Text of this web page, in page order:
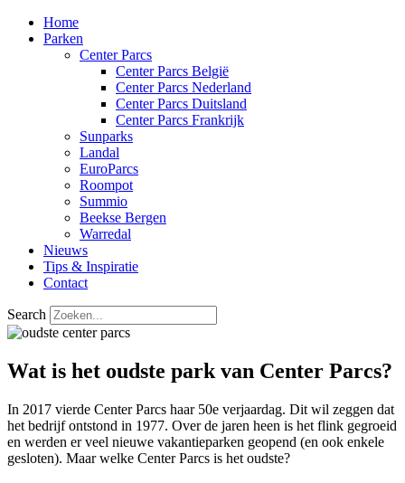
Home
Parken
Center Parcs
Center Parcs België
Center Parcs Nederland
Center Parcs Duitsland
Center Parcs Frankrijk
Sunparks
Landal
EuroParcs
Roompot
Summio
Beekse Bergen
Warredal
Nieuws
Tips & Inspiratie
Contact
Search
Wat is het oudste park van Center Parcs?
In 2017 vierde Center Parcs haar 50e verjaardag. Dit wil zeggen dat
het bedrijf ontstond in 1977. Over de jaren heen is het flink gegroeid
en werden er veel nieuwe vakantieparken geopend (en ook enkele
gesloten). Maar welke Center Parcs is het oudste?